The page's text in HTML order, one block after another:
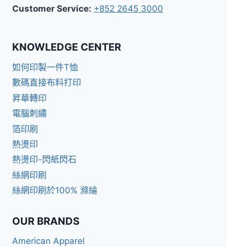
Customer Service: +852 2645 3000
KNOWLEDGE CENTER
如何印製一件T恤
數碼直接布料打印
昇華轉印
電腦刺繡
箔印刷
熱燙印
熱燙印-閃紙閃石
絲網印刷
絲網印刷於100% 滌綸
OUR BRANDS
American Apparel